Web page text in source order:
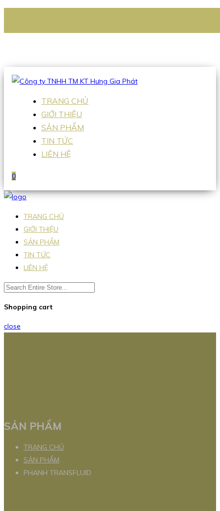
Hotline:0938 336 079
TRANG CHỦ
GIỚI THIỆU
SẢN PHẨM
TIN TỨC
LIÊN HỆ
0
TRANG CHỦ
GIỚI THIỆU
SẢN PHẨM
TIN TỨC
LIÊN HỆ
Shopping cart
close
SẢN PHẨM
TRANG CHỦ
SẢN PHẨM
PHANH TRANSFLUID